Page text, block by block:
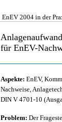
EnEV 2004 in der
für EnEV-
Aspekte: EnEV,
Nachweise,
DIN V 4701-10
Problem: Der